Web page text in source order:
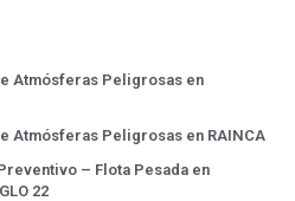
Atmósferas Peligrosas en
Atmósferas Peligrosas en RAINCA
– Flota Pesada en
22